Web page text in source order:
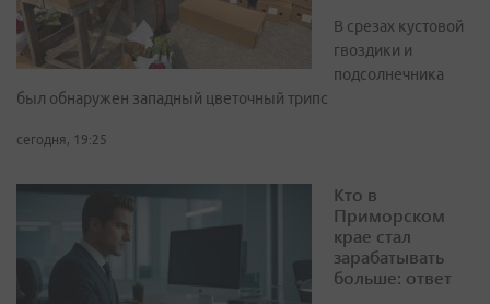
В срезах кустовой
гвоздики и
подсолнечника
был обнаружен западный цветочный трипс
сегодня, 19:25
Кто в
Приморском
крае стал
зарабатывать
больше: ответ